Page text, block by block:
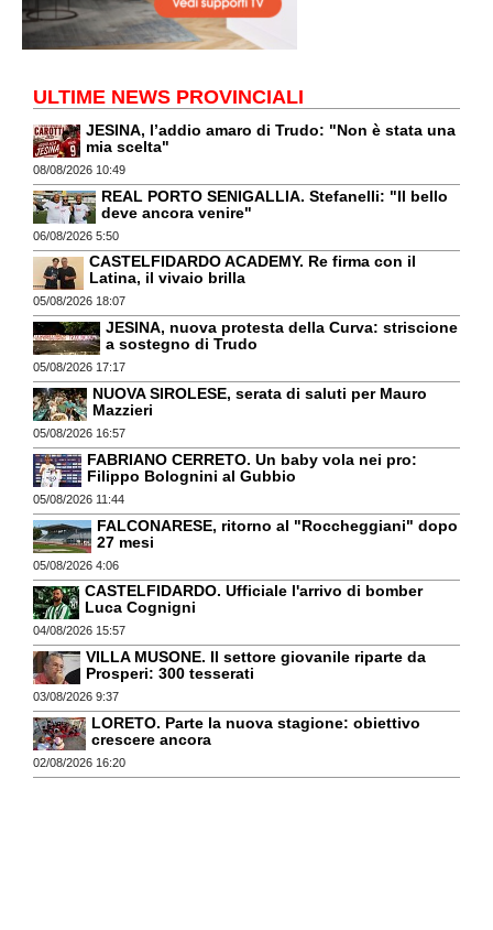
ULTIME NEWS PROVINCIALI
JESINA, l’addio amaro di Trudo: "Non è stata una
mia scelta"
08/08/2026 10:49
REAL PORTO SENIGALLIA. Stefanelli: "Il bello
deve ancora venire"
06/08/2026 5:50
CASTELFIDARDO ACADEMY. Re firma con il
Latina, il vivaio brilla
05/08/2026 18:07
JESINA, nuova protesta della Curva: striscione
a sostegno di Trudo
05/08/2026 17:17
NUOVA SIROLESE, serata di saluti per Mauro
Mazzieri
05/08/2026 16:57
FABRIANO CERRETO. Un baby vola nei pro:
Filippo Bolognini al Gubbio
05/08/2026 11:44
FALCONARESE, ritorno al "Roccheggiani" dopo
27 mesi
05/08/2026 4:06
CASTELFIDARDO. Ufficiale l'arrivo di bomber
Luca Cognigni
04/08/2026 15:57
VILLA MUSONE. Il settore giovanile riparte da
Prosperi: 300 tesserati
03/08/2026 9:37
LORETO. Parte la nuova stagione: obiettivo
crescere ancora
02/08/2026 16:20